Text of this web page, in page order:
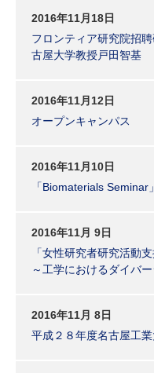
2016年11月18日
フロンティア研究院招
古屋大学教授戸田智基
2016年11月12日
オープンキャンパス
2016年11月10日
「Biomaterials Seminar
2016年11月 9日
「女性研究者研究活動
～工学におけるダイバ
2016年11月 8日
平成２８年度名古屋工